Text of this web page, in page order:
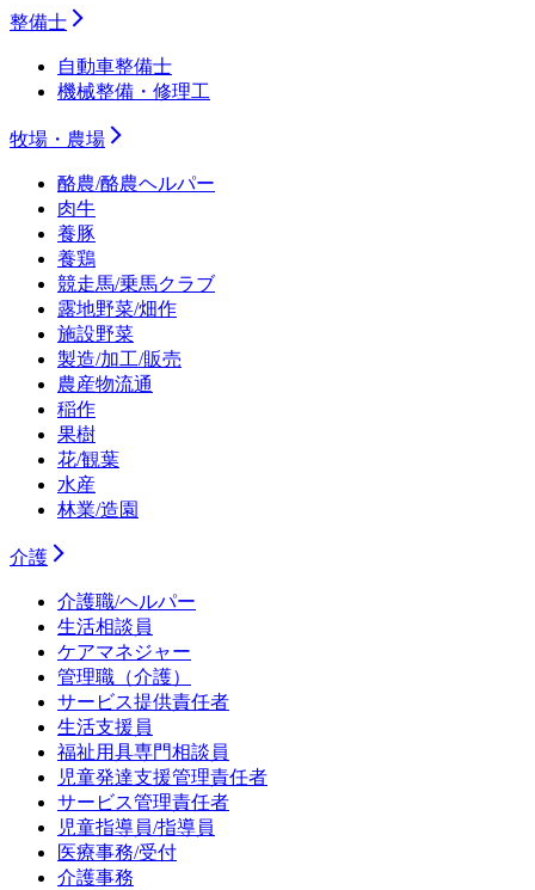
整備士
自動車整備士
機械整備・修理工
牧場・農場
酪農/酪農ヘルパー
肉牛
養豚
養鶏
競走馬/乗馬クラブ
露地野菜/畑作
施設野菜
製造/加工/販売
農産物流通
稲作
果樹
花/観葉
水産
林業/造園
介護
介護職/ヘルパー
生活相談員
ケアマネジャー
管理職（介護）
サービス提供責任者
生活支援員
福祉用具専門相談員
児童発達支援管理責任者
サービス管理責任者
児童指導員/指導員
医療事務/受付
介護事務